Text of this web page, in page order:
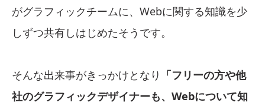
がグラフィックチームに、Webに関する知識を少
しずつ共有しはじめたそうです。
そんな出来事がきっかけとなり 「フリーの方や他
社のグラフィックデザイナーも、Webについて知